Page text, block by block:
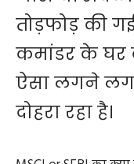
तोड़फोड़ की
कमांडर के घर
ऐसा लगने
दोहरा रहा है।